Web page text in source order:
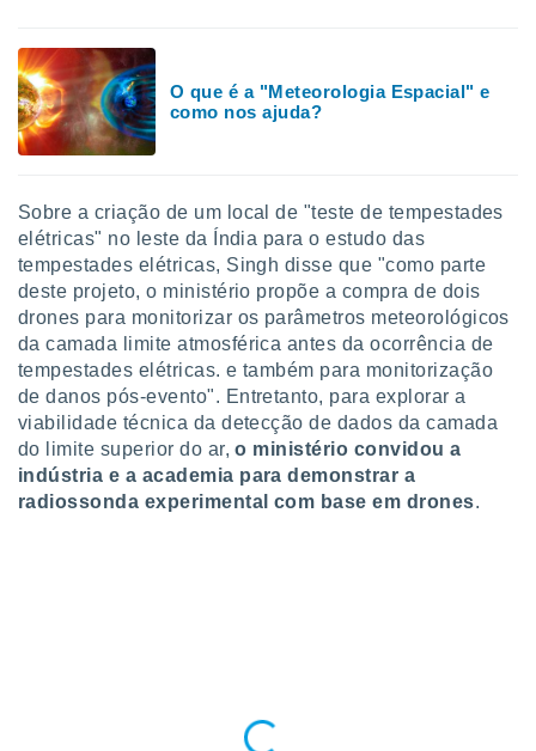
utilizar
criar
medir
da
medir o
dos
os
de
ou
de dados
fontes,
e melhorar
dados
O que é a "Meteorologia Espacial" e
como nos ajuda?
Sobre a criação de um local de "teste de tempestades
elétricas" no leste da Índia para o estudo das
tempestades elétricas, Singh disse que "como parte
deste projeto, o ministério propõe a compra de dois
drones para monitorizar os parâmetros meteorológicos
da camada limite atmosférica antes da ocorrência de
tempestades elétricas. e também para monitorização
de danos pós-evento". Entretanto, para explorar a
viabilidade técnica da detecção de dados da camada
do limite superior do ar,o ministério convidou a
indústria e a academia para demonstrar a
radiossonda experimental com base em drones.